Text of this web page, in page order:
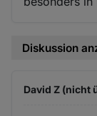
Diskussion
David Z (nicht